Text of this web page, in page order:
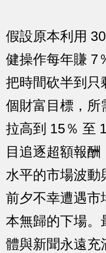
假設原本利用
健操作每年賺 7
把時間砍半到只
個財富目標，所
拉高到 15％ 至
目追逐超額報
水平的市場波動
前夕不幸遭遇市
本無歸的下場。
體與新聞永遠充